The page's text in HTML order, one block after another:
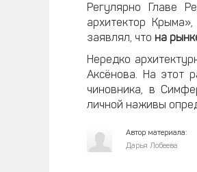
Регулярно Главе
архитектор
заявлял, что на
Нередко
Аксёнова. На этот
чиновника, в
личной наживы
Автор материала:
Дарья Лобеева